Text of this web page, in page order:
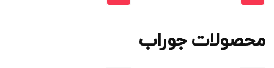
محصولات جوراب